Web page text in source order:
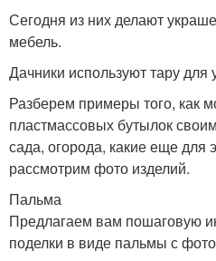
Сегодня из них делают
мебель.
Дачники используют тару для
Разберем примеры того, как
пластмассовых бутылок
сада, огорода, какие еще для
рассмотрим фото изделий.
Пальма
Предлагаем вам пошаговую
поделки в виде пальмы с